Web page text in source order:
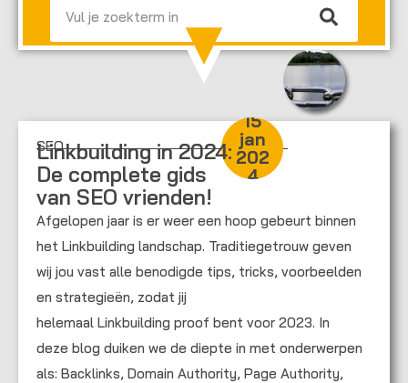
SEO
15
jan
202
4
Linkbuilding in 2024:
De complete gids
van SEO vrienden!
Afgelopen jaar is er weer een hoop gebeurt binnen
het Linkbuilding landschap. Traditiegetrouw geven
wij jou vast alle benodigde tips, tricks, voorbeelden
en strategieën, zodat jij
helemaal Linkbuilding proof bent voor 2023. In
deze blog duiken we de diepte in met onderwerpen
als: Backlinks, Domain Authority, Page Authority,